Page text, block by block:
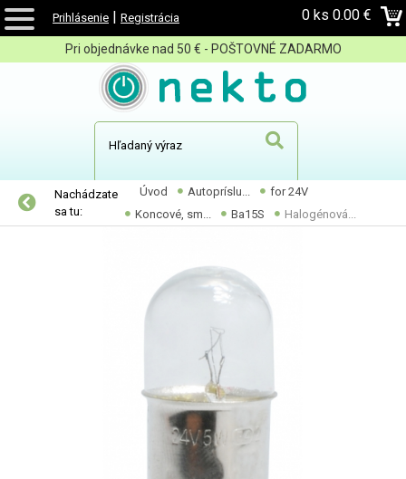
Prihlásenie | Registrácia 0 ks 0.00 €
Pri objednávke nad 50 € - POŠTOVNÉ ZADARMO
Nachádzate
sa tu:
Úvod Autopríslu...
for 24V
Koncové, sm...
Ba15S Halogénová...